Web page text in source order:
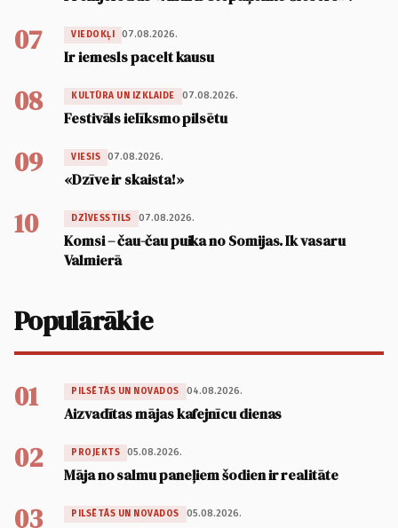
07 VIEDOKĻI 07.08.2026.
Ir iemesls pacelt kausu
08 KULTŪRA UN IZKLAIDE 07.08.2026.
Festivāls ielīksmo pilsētu
09 VIESIS 07.08.2026.
«Dzīve ir skaista!»
10 DZĪVESSTILS 07.08.2026.
Komsi – čau-čau puika no Somijas. Ik vasaru
Valmierā
Populārākie
01 PILSĒTĀS UN NOVADOS 04.08.2026.
Aizvadītas mājas kafejnīcu dienas
02 PROJEKTS 05.08.2026.
Māja no salmu paneļiem šodien ir realitāte
03 PILSĒTĀS UN NOVADOS 05.08.2026.